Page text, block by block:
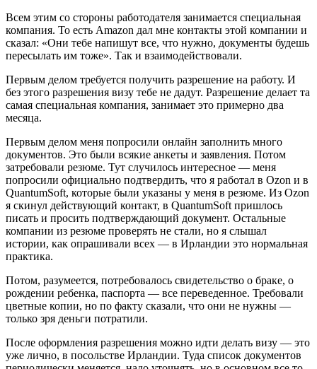
Всем этим со стороны работодателя занимается специальная
компания. То есть Amazon дал мне контакты этой компании и
сказал: «Они тебе напишут все, что нужно, документы будешь
пересылать им тоже». Так и взаимодействовали.
Первым делом требуется получить разрешение на работу. И
без этого разрешения визу тебе не дадут. Разрешение делает та
самая специальная компания, занимает это примерно два
месяца.
Первым делом меня попросили онлайн заполнить много
документов. Это были всякие анкеты и заявления. Потом
затребовали резюме. Тут случилось интересное — меня
попросили официально подтвердить, что я работал в Ozon и в
QuantumSoft, которые были указаны у меня в резюме. Из Ozon
я скинул действующий контакт, в QuantumSoft пришлось
писать и просить подтверждающий документ. Остальные
компании из резюме проверять не стали, но я слышал
истории, как опрашивали всех — в Ирландии это нормальная
практика.
Потом, разумеется, потребовалось свидетельство о браке, о
рождении ребенка, паспорта — все переведенное. Требовали
цветные копии, но по факту сказали, что они не нужны —
только зря деньги потратили.
После оформления разрешения можно идти делать визу — это
уже лично, в посольстве Ирландии. Туда список документов